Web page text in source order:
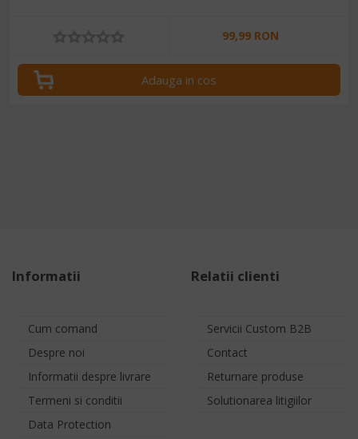
99,99 RON
Adauga in cos
Informatii
Cum comand
Despre noi
Informatii despre livrare
Termeni si conditii
Data Protection
Relatii clienti
Servicii Custom B2B
Contact
Returnare produse
Solutionarea litigiilor